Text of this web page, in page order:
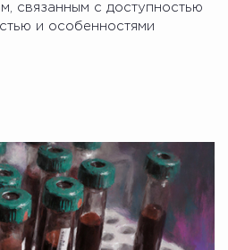
связанным с доступностью
и особенностями